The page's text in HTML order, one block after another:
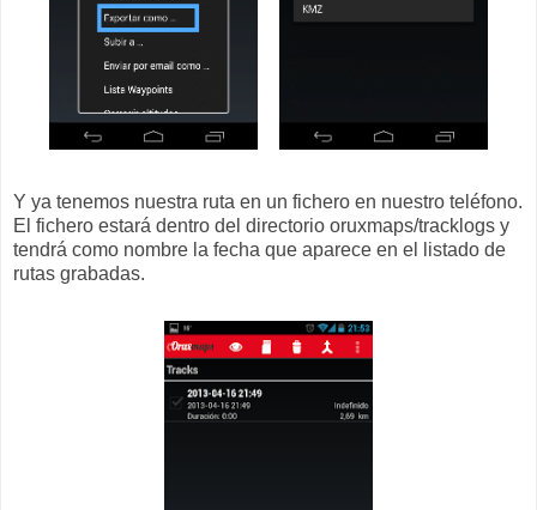
Y ya tenemos nuestra ruta en un fichero en nuestro teléfono.
El fichero estará dentro del directorio oruxmaps/tracklogs y
tendrá como nombre la fecha que aparece en el listado de
rutas grabadas.